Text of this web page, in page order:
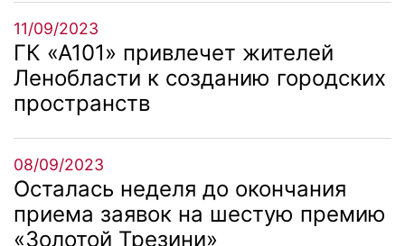
11/09/2023
ГК «А101» привлечет жителей
Ленобласти к созданию городских
пространств
08/09/2023
Осталась неделя до окончания
приема заявок на шестую премию
«Золотой Трезини»